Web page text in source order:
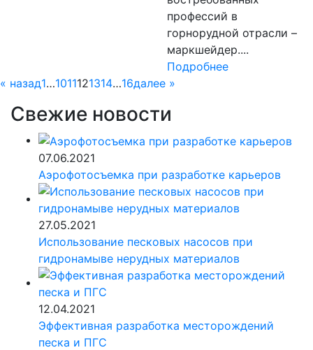
профессий в
горнорудной отрасли –
маркшейдер....
Подробнее
« назад1…1011121314…16далее »
Свежие новости
07.06.2021
Аэрофотосъемка при разработке карьеров
27.05.2021
Использование песковых насосов при
гидронамыве нерудных материалов
12.04.2021
Эффективная разработка месторождений
песка и ПГС